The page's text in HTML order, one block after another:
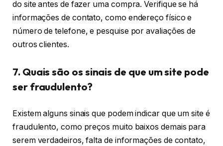
do site antes de fazer uma compra. Verifique se há
informações de contato, como endereço físico e
número de telefone, e pesquise por avaliações de
outros clientes.
7. Quais são os sinais de que um site pode
ser fraudulento?
Existem alguns sinais que podem indicar que um site é
fraudulento, como preços muito baixos demais para
serem verdadeiros, falta de informações de contato,